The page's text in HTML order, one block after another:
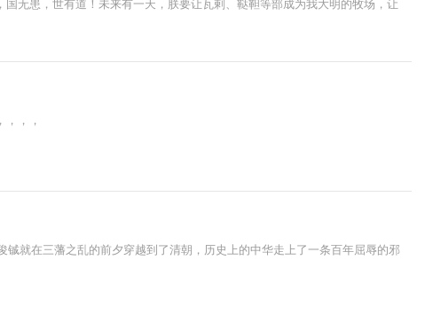
，，
就在三藩之乱的前夕穿越到了清朝，历史上的中华走上了一条百年屈辱的邪